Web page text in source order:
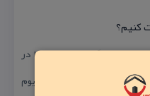
كنیم؟
و اقامتگاه‌های متنوعی را در
محل اقامت خود به آكواریوم